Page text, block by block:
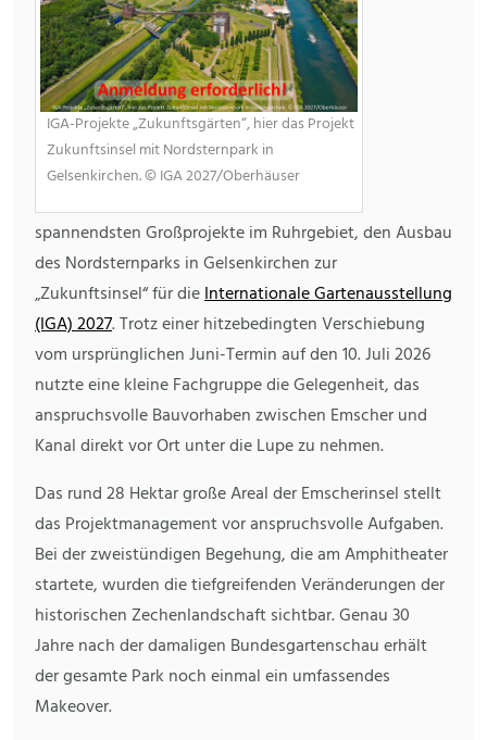
IGA-Projekte „Zukunftsgärten“, hier das Projekt
Zukunftsinsel mit Nordsternpark in
Gelsenkirchen. © IGA 2027/Oberhäuser
spannendsten Großprojekte im Ruhrgebiet, den Ausbau
des Nordsternparks in Gelsenkirchen zur
„Zukunftsinsel“ für dieInternationale Gartenausstellung
(IGA) 2027. Trotz einer hitzebedingten Verschiebung
vom ursprünglichen Juni-Termin auf den 10. Juli 2026
nutzte eine kleine Fachgruppe die Gelegenheit, das
anspruchsvolle Bauvorhaben zwischen Emscher und
Kanal direkt vor Ort unter die Lupe zu nehmen.
Das rund 28 Hektar große Areal der Emscherinsel stellt
das Projektmanagement vor anspruchsvolle Aufgaben.
Bei der zweistündigen Begehung, die am Amphitheater
startete, wurden die tiefgreifenden Veränderungen der
historischen Zechenlandschaft sichtbar. Genau 30
Jahre nach der damaligen Bundesgartenschau erhält
der gesamte Park noch einmal ein umfassendes
Makeover.